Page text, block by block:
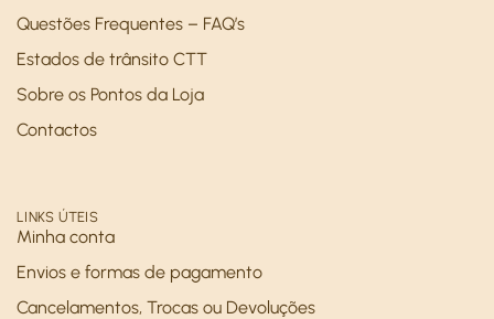
Questões Frequentes – FAQ’s
Estados de trânsito CTT
Sobre os Pontos da Loja
Contactos
LINKS ÚTEIS
Minha conta
Envios e formas de pagamento
Cancelamentos, Trocas ou Devoluções